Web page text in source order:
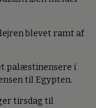
blevet ramt af
palæstinensere i
til Egypten.
tirsdag til